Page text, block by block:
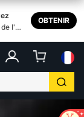
l'ap
OBTENIR